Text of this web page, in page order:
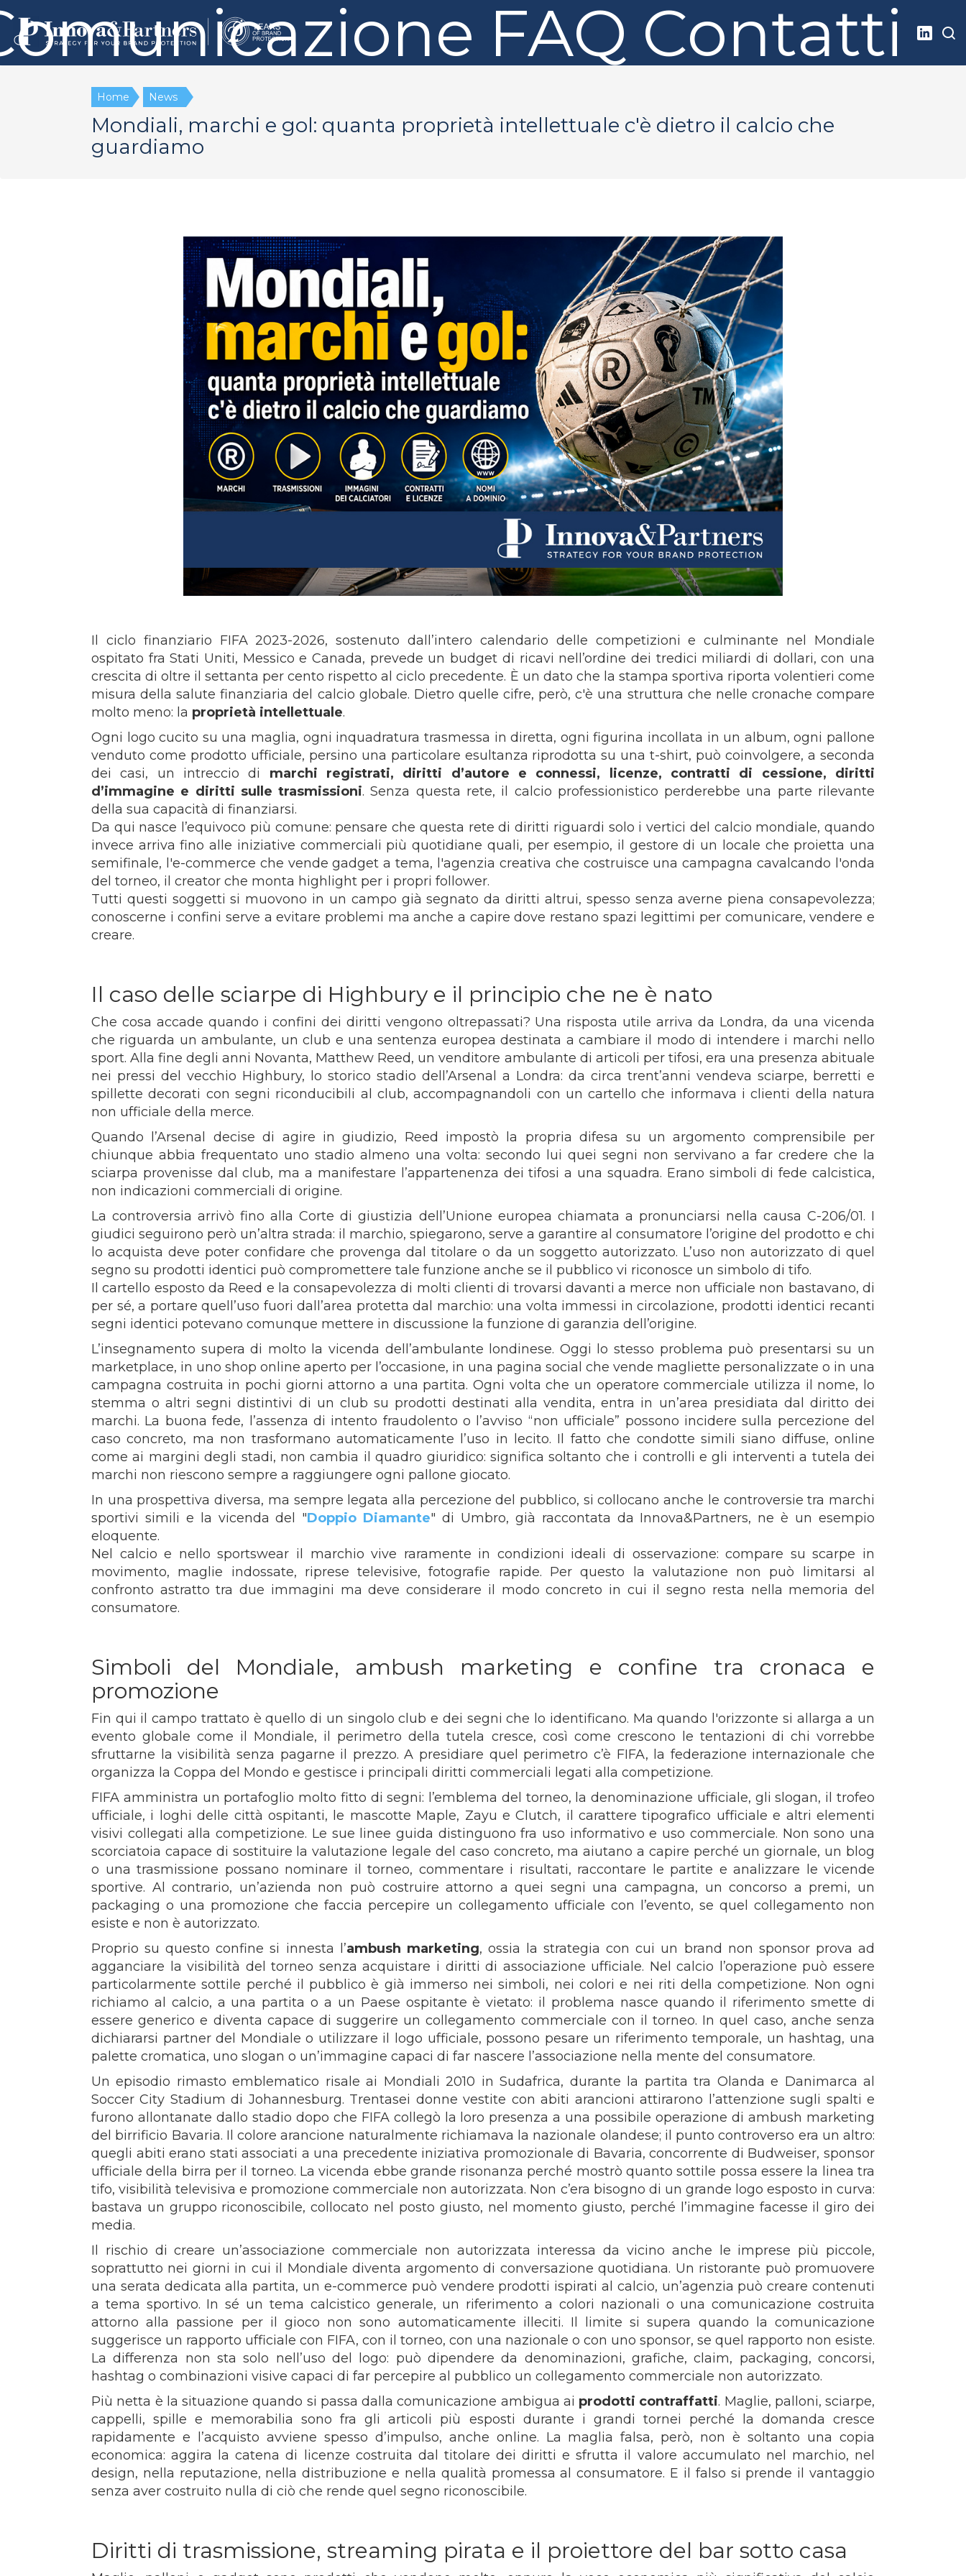
FAQ Contatti
Home News
Mondiali, marchi e gol: quanta proprietà intellettuale c'è dietro il calcio che
guardiamo
Il ciclo finanziario FIFA 2023-2026, sostenuto dall’intero calendario delle competizioni e culminante nel Mondiale
ospitato fra Stati Uniti, Messico e Canada, prevede un budget di ricavi nell’ordine dei tredici miliardi di dollari, con una
crescita di oltre il settanta per cento rispetto al ciclo precedente. È un dato che la stampa sportiva riporta volentieri come
misura della salute finanziaria del calcio globale. Dietro quelle cifre, però, c'è una struttura che nelle cronache compare
molto meno: la proprietà intellettuale.
Ogni logo cucito su una maglia, ogni inquadratura trasmessa in diretta, ogni figurina incollata in un album, ogni pallone
venduto come prodotto ufficiale, persino una particolare esultanza riprodotta su una t-shirt, può coinvolgere, a seconda
dei casi, un intreccio di marchi registrati, diritti d’autore e connessi, licenze, contratti di cessione, diritti
d’immagine e diritti sulle trasmissioni. Senza questa rete, il calcio professionistico perderebbe una parte rilevante
della sua capacità di finanziarsi.
Da qui nasce l’equivoco più comune: pensare che questa rete di diritti riguardi solo i vertici del calcio mondiale, quando
invece arriva fino alle iniziative commerciali più quotidiane quali, per esempio, il gestore di un locale che proietta una
semifinale, l'e-commerce che vende gadget a tema, l'agenzia creativa che costruisce una campagna cavalcando l'onda
del torneo, il creator che monta highlight per i propri follower.
Tutti questi soggetti si muovono in un campo già segnato da diritti altrui, spesso senza averne piena consapevolezza;
conoscerne i confini serve a evitare problemi ma anche a capire dove restano spazi legittimi per comunicare, vendere e
creare.
Il caso delle sciarpe di Highbury e il principio che ne è nato
Che cosa accade quando i confini dei diritti vengono oltrepassati? Una risposta utile arriva da Londra, da una vicenda
che riguarda un ambulante, un club e una sentenza europea destinata a cambiare il modo di intendere i marchi nello
sport. Alla fine degli anni Novanta, Matthew Reed, un venditore ambulante di articoli per tifosi, era una presenza abituale
nei pressi del vecchio Highbury, lo storico stadio dell’Arsenal a Londra: da circa trent’anni vendeva sciarpe, berretti e
spillette decorati con segni riconducibili al club, accompagnandoli con un cartello che informava i clienti della natura
non ufficiale della merce.
Quando l’Arsenal decise di agire in giudizio, Reed impostò la propria difesa su un argomento comprensibile per
chiunque abbia frequentato uno stadio almeno una volta: secondo lui quei segni non servivano a far credere che la
sciarpa provenisse dal club, ma a manifestare l’appartenenza dei tifosi a una squadra. Erano simboli di fede calcistica,
non indicazioni commerciali di origine.
La controversia arrivò fino alla Corte di giustizia dell’Unione europea chiamata a pronunciarsi nella causa C-206/01. I
giudici seguirono però un’altra strada: il marchio, spiegarono, serve a garantire al consumatore l’origine del prodotto e chi
lo acquista deve poter confidare che provenga dal titolare o da un soggetto autorizzato. L’uso non autorizzato di quel
segno su prodotti identici può compromettere tale funzione anche se il pubblico vi riconosce un simbolo di tifo.
Il cartello esposto da Reed e la consapevolezza di molti clienti di trovarsi davanti a merce non ufficiale non bastavano, di
per sé, a portare quell’uso fuori dall’area protetta dal marchio: una volta immessi in circolazione, prodotti identici recanti
segni identici potevano comunque mettere in discussione la funzione di garanzia dell’origine.
L’insegnamento supera di molto la vicenda dell’ambulante londinese. Oggi lo stesso problema può presentarsi su un
marketplace, in uno shop online aperto per l’occasione, in una pagina social che vende magliette personalizzate o in una
campagna costruita in pochi giorni attorno a una partita. Ogni volta che un operatore commerciale utilizza il nome, lo
stemma o altri segni distintivi di un club su prodotti destinati alla vendita, entra in un’area presidiata dal diritto dei
marchi. La buona fede, l’assenza di intento fraudolento o l’avviso “non ufficiale” possono incidere sulla percezione del
caso concreto, ma non trasformano automaticamente l’uso in lecito. Il fatto che condotte simili siano diffuse, online
come ai margini degli stadi, non cambia il quadro giuridico: significa soltanto che i controlli e gli interventi a tutela dei
marchi non riescono sempre a raggiungere ogni pallone giocato.
In una prospettiva diversa, ma sempre legata alla percezione del pubblico, si collocano anche le controversie tra marchi
sportivi simili e la vicenda del "Doppio Diamante" di Umbro, già raccontata da Innova&Partners, ne è un esempio
eloquente.
Nel calcio e nello sportswear il marchio vive raramente in condizioni ideali di osservazione: compare su scarpe in
movimento, maglie indossate, riprese televisive, fotografie rapide. Per questo la valutazione non può limitarsi al
confronto astratto tra due immagini ma deve considerare il modo concreto in cui il segno resta nella memoria del
consumatore.
Simboli del Mondiale, ambush marketing e confine tra cronaca e
promozione
Fin qui il campo trattato è quello di un singolo club e dei segni che lo identificano. Ma quando l'orizzonte si allarga a un
evento globale come il Mondiale, il perimetro della tutela cresce, così come crescono le tentazioni di chi vorrebbe
sfruttarne la visibilità senza pagarne il prezzo. A presidiare quel perimetro c’è FIFA, la federazione internazionale che
organizza la Coppa del Mondo e gestisce i principali diritti commerciali legati alla competizione.
FIFA amministra un portafoglio molto fitto di segni: l’emblema del torneo, la denominazione ufficiale, gli slogan, il trofeo
ufficiale, i loghi delle città ospitanti, le mascotte Maple, Zayu e Clutch, il carattere tipografico ufficiale e altri elementi
visivi collegati alla competizione. Le sue linee guida distinguono fra uso informativo e uso commerciale. Non sono una
scorciatoia capace di sostituire la valutazione legale del caso concreto, ma aiutano a capire perché un giornale, un blog
o una trasmissione possano nominare il torneo, commentare i risultati, raccontare le partite e analizzare le vicende
sportive. Al contrario, un’azienda non può costruire attorno a quei segni una campagna, un concorso a premi, un
packaging o una promozione che faccia percepire un collegamento ufficiale con l’evento, se quel collegamento non
esiste e non è autorizzato.
Proprio su questo confine si innesta l’ambush marketing, ossia la strategia con cui un brand non sponsor prova ad
agganciare la visibilità del torneo senza acquistare i diritti di associazione ufficiale. Nel calcio l’operazione può essere
particolarmente sottile perché il pubblico è già immerso nei simboli, nei colori e nei riti della competizione. Non ogni
richiamo al calcio, a una partita o a un Paese ospitante è vietato: il problema nasce quando il riferimento smette di
essere generico e diventa capace di suggerire un collegamento commerciale con il torneo. In quel caso, anche senza
dichiararsi partner del Mondiale o utilizzare il logo ufficiale, possono pesare un riferimento temporale, un hashtag, una
palette cromatica, uno slogan o un’immagine capaci di far nascere l’associazione nella mente del consumatore.
Un episodio rimasto emblematico risale ai Mondiali 2010 in Sudafrica, durante la partita tra Olanda e Danimarca al
Soccer City Stadium di Johannesburg. Trentasei donne vestite con abiti arancioni attirarono l’attenzione sugli spalti e
furono allontanate dallo stadio dopo che FIFA collegò la loro presenza a una possibile operazione di ambush marketing
del birrificio Bavaria. Il colore arancione naturalmente richiamava la nazionale olandese; il punto controverso era un altro:
quegli abiti erano stati associati a una precedente iniziativa promozionale di Bavaria, concorrente di Budweiser, sponsor
ufficiale della birra per il torneo. La vicenda ebbe grande risonanza perché mostrò quanto sottile possa essere la linea tra
tifo, visibilità televisiva e promozione commerciale non autorizzata. Non c’era bisogno di un grande logo esposto in curva:
bastava un gruppo riconoscibile, collocato nel posto giusto, nel momento giusto, perché l’immagine facesse il giro dei
media.
Il rischio di creare un’associazione commerciale non autorizzata interessa da vicino anche le imprese più piccole,
soprattutto nei giorni in cui il Mondiale diventa argomento di conversazione quotidiana. Un ristorante può promuovere
una serata dedicata alla partita, un e-commerce può vendere prodotti ispirati al calcio, un’agenzia può creare contenuti
a tema sportivo. In sé un tema calcistico generale, un riferimento a colori nazionali o una comunicazione costruita
attorno alla passione per il gioco non sono automaticamente illeciti. Il limite si supera quando la comunicazione
suggerisce un rapporto ufficiale con FIFA, con il torneo, con una nazionale o con uno sponsor, se quel rapporto non esiste.
La differenza non sta solo nell’uso del logo: può dipendere da denominazioni, grafiche, claim, packaging, concorsi,
hashtag o combinazioni visive capaci di far percepire al pubblico un collegamento commerciale non autorizzato.
Più netta è la situazione quando si passa dalla comunicazione ambigua ai prodotti contraffatti. Maglie, palloni, sciarpe,
cappelli, spille e memorabilia sono fra gli articoli più esposti durante i grandi tornei perché la domanda cresce
rapidamente e l’acquisto avviene spesso d’impulso, anche online. La maglia falsa, però, non è soltanto una copia
economica: aggira la catena di licenze costruita dal titolare dei diritti e sfrutta il valore accumulato nel marchio, nel
design, nella reputazione, nella distribuzione e nella qualità promessa al consumatore. E il falso si prende il vantaggio
senza aver costruito nulla di ciò che rende quel segno riconoscibile.
Diritti di trasmissione, streaming pirata e il proiettore del bar sotto casa